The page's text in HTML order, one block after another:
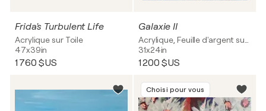
Frida's Turbulent Life
Acrylique sur Toile
47x39in
1 760 $US
Galaxie II
31x24in
1 200 $US
Choisi pour vous